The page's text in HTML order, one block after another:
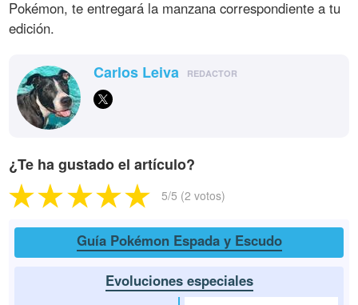
Pokémon, te entregará la manzana correspondiente a tu
edición.
Carlos Leiva REDACTOR
¿Te ha gustado el artículo?
5/5 (2 votos)
Guía Pokémon Espada y Escudo
Evoluciones especiales